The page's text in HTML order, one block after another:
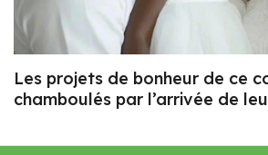
Les projets de bonheur de ce
chamboulés par l’arrivée de